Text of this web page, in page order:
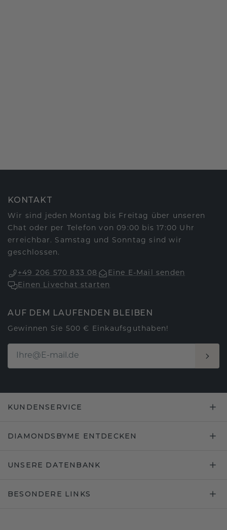
KONTAKT
Wir sind jeden Montag bis Freitag über unseren
Chat oder per Telefon von 09:00 bis 17:00 Uhr
erreichbar. Samstag und Sonntag sind wir
geschlossen.
+49 206 570 833 08
Eine E-Mail senden
Einen Livechat starten
AUF DEM LAUFENDEN BLEIBEN
Gewinnen Sie 500 € Einkaufsguthaben!
KUNDENSERVICE
DIAMONDSBYME ENTDECKEN
UNSERE DATENBANK
BESONDERE LINKS